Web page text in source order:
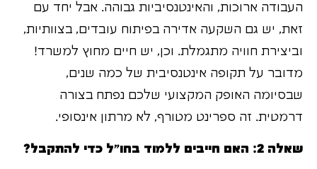
העבודה ארוכות, והאינטנסיביות גבוהה. אבל יחד עם
זאת, יש גם השקעה אדירה בפיתוח עובדים, בצוותיות,
וביצירת חוויה מתגמלת. וכן, יש חיים מחוץ למשרד!
מדובר על תקופה אינטנסיבית של כמה שנים,
שבסיומה האופק המקצועי שלכם נפתח בצורה
דרמטית. זה ספרינט מטורף, לא מרתון אינסופי.
שאלה 2: האם חייבים ללמוד בחו"ל כדי להתקבל?